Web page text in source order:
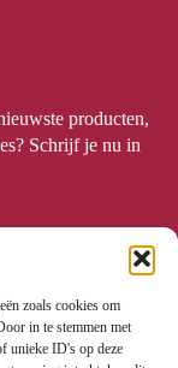
zoals cookies om
in te stemmen met
unieke ID's op deze
producten,
Schrijf je nu in